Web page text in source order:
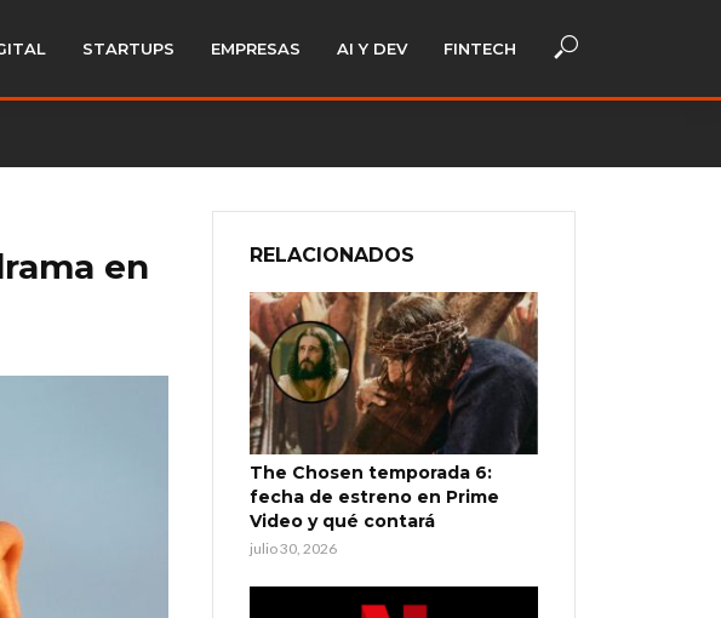
STARTUPS EMPRESAS AI Y DEV FINTECH
en
RELACIONADOS
The Chosen temporada 6:
fecha de estreno en Prime
Video y qué contará
julio 30, 2026